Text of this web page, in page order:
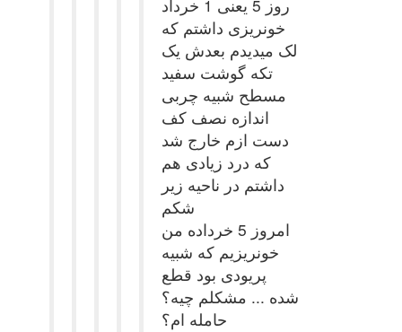
روز 5 یعنی 1 خرداد
خونریزی داشتم که
لک میدیدم بعدش یک
تکه گوشت سفید
مسطح شبیه چربی
اندازه نصف کف
دست ازم خارج شد
که درد زیادی هم
داشتم در ناحیه زیر
شکم
امروز 5 خرداده من
خونریزیم که شبیه
پریودی بود قطع
شده ... مشکلم چیه؟
حامله ام؟